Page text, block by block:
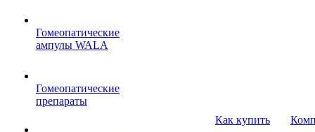
Гомеопатические
ампулы WALA
Гомеопатические
препараты
Как купить